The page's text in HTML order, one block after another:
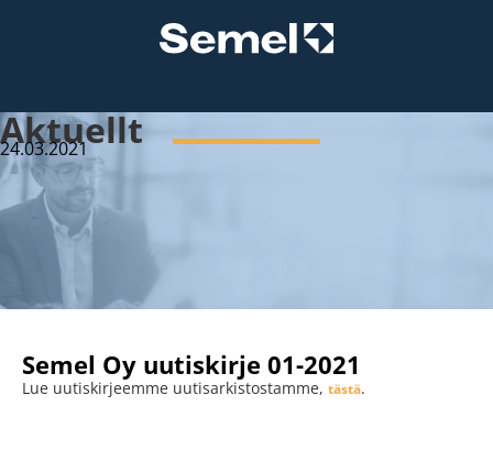
Aktuellt
24.03.2021
Semel Oy uutiskirje 01-2021
Lue uutiskirjeemme uutisarkistostamme, tästä.